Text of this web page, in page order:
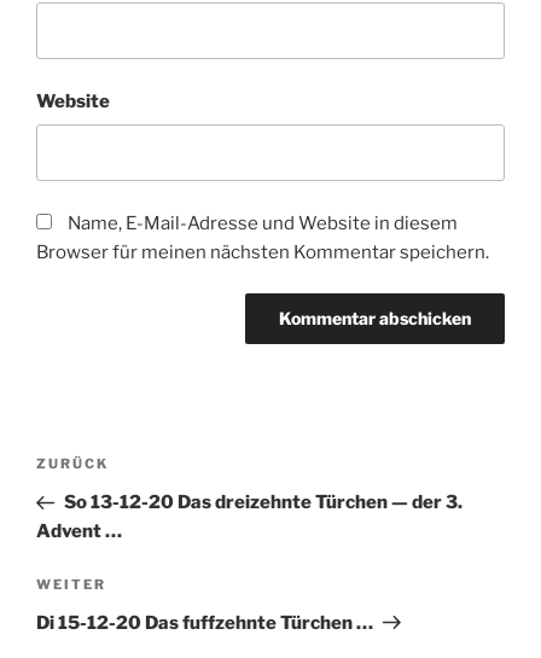
Website
Name, E-Mail-Adresse und Website in diesem
Browser für meinen nächsten Kommentar speichern.
Beitragsnavigation
Vorheriger
Beitrag
ZURÜCK
So 13-12-20 Das dreizehnte Türchen — der 3.
Advent …
Nächster
Beitrag
WEITER
Di 15-12-20 Das fuffzehnte Türchen …